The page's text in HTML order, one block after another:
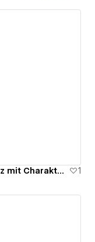
Gartenbau Gehrig – Digitale Präsenz mit Charakter und Funktionalität 1